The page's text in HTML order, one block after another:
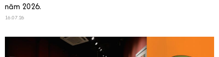
năm 2026.
16.07.26